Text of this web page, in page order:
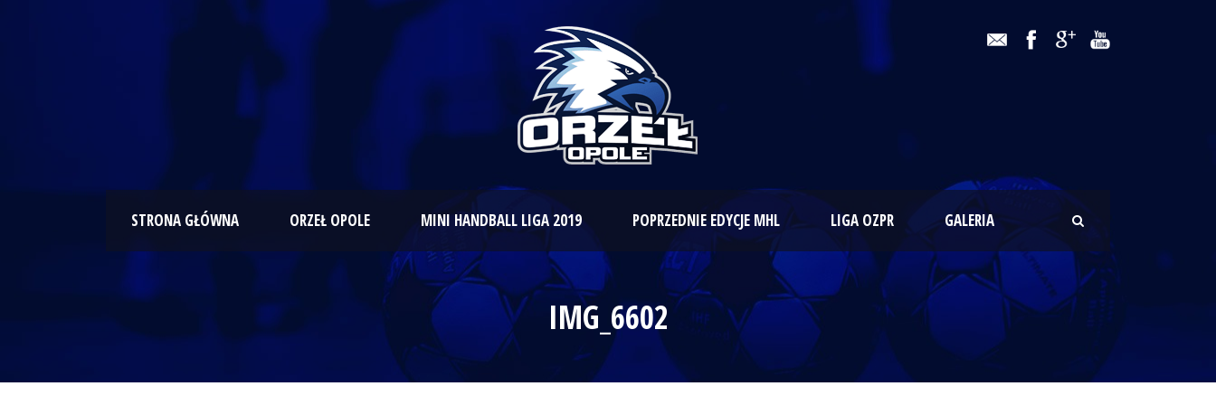
STRONA GŁÓWNA ORZEŁ OPOLE MINI HANDBALL LIGA 2019 POPRZEDNIE EDYCJE MHL LIGA OZPR GALERIA
IMG_6602